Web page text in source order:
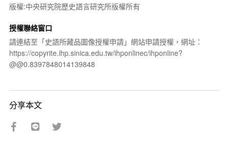
版權:中央研究院歷史語言研究所版權所有
授權聯絡窗口
請連結至「史語所藏品圖像授權申請」網站申請授權，網址：
https://copyrite.ihp.sinica.edu.tw/ihponlinec/ihponline?
@@0.8397848014139848
分享本文